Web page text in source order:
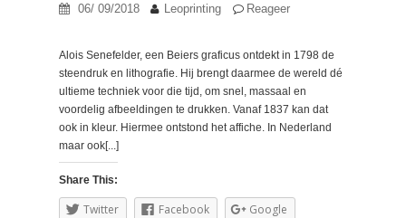
06/ 09/2018 Leoprinting Reageer
Alois Senefelder, een Beiers graficus ontdekt in 1798 de
steendruk en lithografie. Hij brengt daarmee de wereld dé
ultieme techniek voor die tijd, om snel, massaal en
voordelig afbeeldingen te drukken. Vanaf 1837 kan dat
ook in kleur. Hiermee ontstond het affiche. In Nederland
maar ook[...]
Share This:
Twitter Facebook
Google